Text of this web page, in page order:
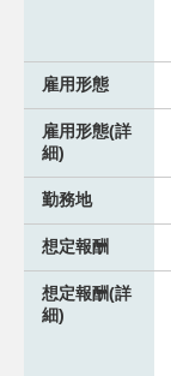
雇用形態
雇用形態(詳
細)
勤務地
想定報酬
想定報酬(詳
細)